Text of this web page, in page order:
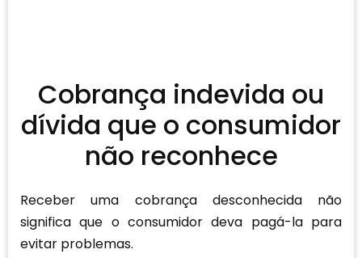
Cobrança indevida ou
dívida que o consumidor
não reconhece
Receber uma cobrança desconhecida não
significa que o consumidor deva pagá-la para
evitar problemas.